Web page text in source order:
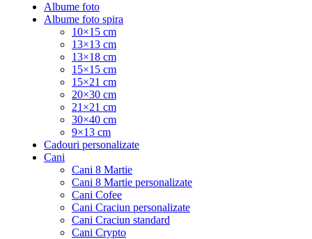
Albume foto
Albume foto spira
10×15 cm
13×13 cm
13×18 cm
15×15 cm
15×21 cm
20×30 cm
21×21 cm
30×40 cm
9×13 cm
Cadouri personalizate
Cani
Cani 8 Martie
Cani 8 Martie personalizate
Cani Cofee
Cani Craciun personalizate
Cani Craciun standard
Cani Crypto